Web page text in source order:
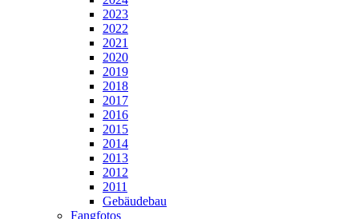
2023
2022
2021
2020
2019
2018
2017
2016
2015
2014
2013
2012
2011
Gebäudebau
Fangfotos